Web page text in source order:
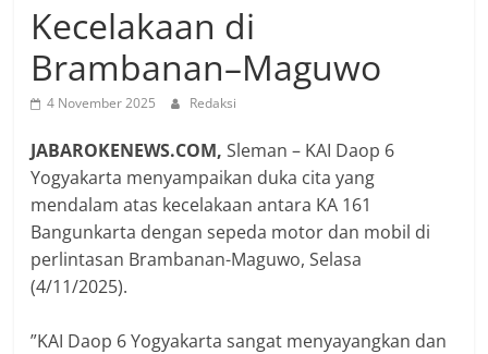
Kecelakaan di
Brambanan–Maguwo
4 November 2025 Redaksi
‎JABAROKENEWS.COM, Sleman – KAI Daop 6
Yogyakarta menyampaikan duka cita yang
mendalam atas kecelakaan antara KA 161
Bangunkarta dengan sepeda motor dan mobil di
perlintasan Brambanan-Maguwo, Selasa
(4/11/2025).
‎”KAI Daop 6 Yogyakarta sangat menyayangkan dan